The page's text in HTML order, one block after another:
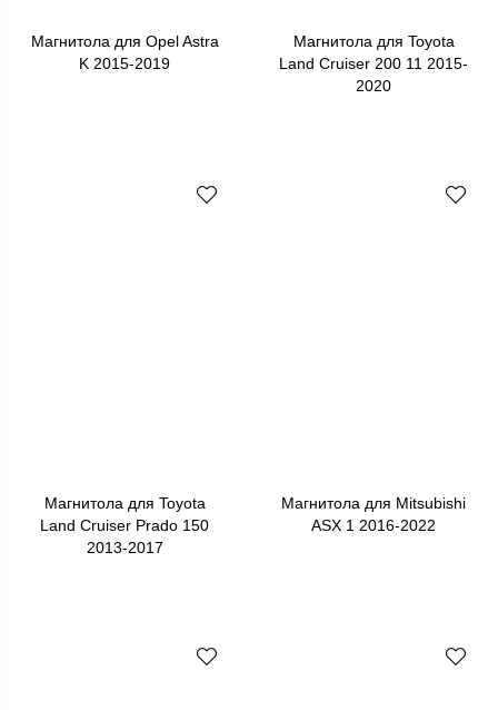
Магнитола для Opel Astra
K 2015-2019
Магнитола для Toyota
Land Cruiser 200 11 2015-
2020
Магнитола для Toyota
Land Cruiser Prado 150
2013-2017
Магнитола для Mitsubishi
ASX 1 2016-2022